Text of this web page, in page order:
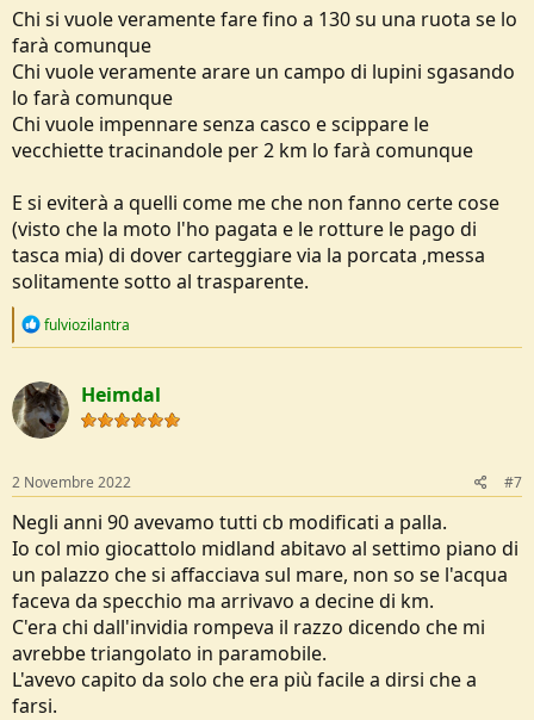
Chi si vuole veramente fare fino a 130 su una ruota se lo
farà comunque
Chi vuole veramente arare un campo di lupini sgasando
lo farà comunque
Chi vuole impennare senza casco e scippare le
vecchiette tracinandole per 2 km lo farà comunque
E si eviterà a quelli come me che non fanno certe cose
(visto che la moto l'ho pagata e le rotture le pago di
tasca mia) di dover carteggiare via la porcata ,messa
solitamente sotto al trasparente.
R
c
t
i
o
s
:
fulviozilantra
Heimdal
2 Novembre 2022 #7
Negli anni 90 avevamo tutti cb modificati a palla.
Io col mio giocattolo midland abitavo al settimo piano di
un palazzo che si affacciava sul mare, non so se l'acqua
faceva da specchio ma arrivavo a decine di km.
C'era chi dall'invidia rompeva il razzo dicendo che mi
avrebbe triangolato in paramobile.
L'avevo capito da solo che era più facile a dirsi che a
farsi.